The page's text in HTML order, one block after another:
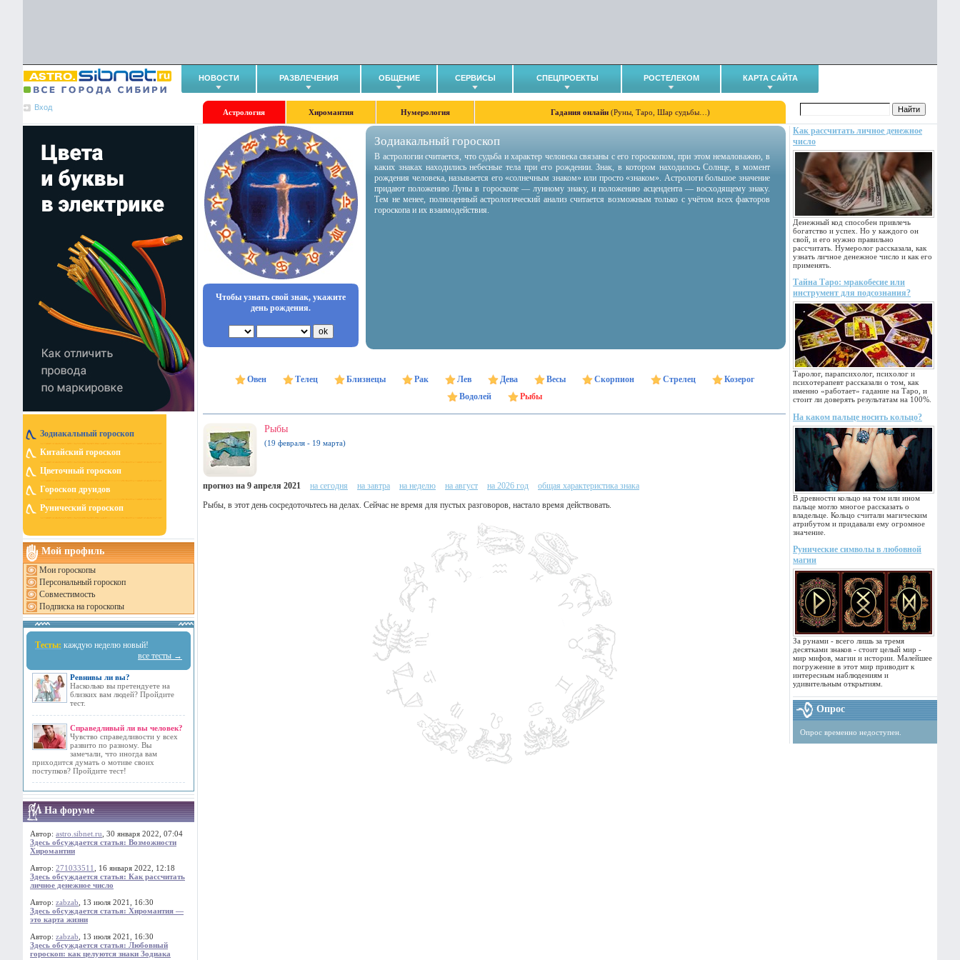
НОВОСТИ РАЗВЛЕЧЕНИЯ ОБЩЕНИЕ СЕРВИСЫ СПЕЦПРОЕКТЫ РОСТЕЛЕКОМ КАРТА САЙТА
Вход
Астрология Хиромантия Нумерология Гадания онлайн (Руны, Таро, Шар судьбы…)
Зодиакальный гороскоп
Китайский гороскоп
Цветочный гороскоп
Гороскоп друидов
Рунический гороскоп
Мой профиль
Мои гороскопы
Персональный гороскоп
Совместимость
Подписка на гороскопы
Тесты: каждую неделю новый!
все тесты →
Ревнивы ли вы?
Насколько вы претендуете на
близких вам людей? Пройдите
тест.
Справедливый ли вы человек?
Чувство справедливости у всех
развито по разному. Вы
замечали, что иногда вам
приходится думать о мотиве своих
поступков? Пройдите тест!
На форуме
Автор: astro.sibnet.ru , 30 января 2022, 07:04
Здесь обсуждается статья: Возможности
Хиромантии
Автор: 271033511
, 16 января 2022, 12:18
Здесь обсуждается статья: Как рассчитать
личное денежное число
Автор: zabzab , 13 июля 2021, 16:30
Здесь обсуждается статья: Хиромантия —
это карта жизни
Автор: zabzab , 13 июля 2021, 16:30
Здесь обсуждается статья: Любовный
гороскоп: как целуются знаки Зодиака
Как рассчитать личное денежное
число
Денежный код способен привлечь
богатство и успех. Но у каждого он
свой, и его нужно правильно
рассчитать. Нумеролог рассказала, как
узнать личное денежное число и как его
применять.
Тайна Таро: мракобесие или
инструмент для подсознания?
Таролог, парапсихолог, психолог и
психотерапевт рассказали о том, как
именно «работает» гадание на Таро, и
стоит ли доверять результатам на 100%.
На каком пальце носить кольцо?
В древности кольцо на том или ином
пальце могло многое рассказать о
владельце. Кольцо считали магическим
атрибутом и придавали ему огромное
значение.
Рунические символы в любовной
магии
За рунами - всего лишь за тремя
десятками знаков - стоит целый мир -
мир мифов, магии и истории. Малейшее
погружение в этот мир приводит к
интересным наблюдениям и
удивительным открытиям.
Опрос
Опрос временно недоступен.
Чтобы узнать свой знак, укажите
день рождения.
Зодиакальный гороскоп
В астрологии считается, что судьба и характер человека связаны с его гороскопом, при этом немаловажно, в
каких знаках находились небесные тела при его рождении. Знак, в котором находилось Солнце, в момент
рождения человека, называется его «солнечным знаком» или просто «знаком». Астрологи большое значение
придают положению Луны в гороскопе — лунному знаку, и положению асцендента — восходящему знаку.
Тем не менее, полноценный астрологический анализ считается возможным только с учётом всех факторов
гороскопа и их взаимодействия.
Овен Телец Близнецы Рак Лев Дева Весы Скорпион Стрелец
Козерог
Водолей
Рыбы
Рыбы
(19 февраля - 19 марта)
прогноз на 9 апреля 2021 на сегодня на завтра на неделю на август на 2026 год
общая характеристика знака
Рыбы, в этот день сосредоточьтесь на делах. Сейчас не время для пустых разговоров, настало время действовать.